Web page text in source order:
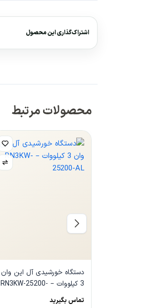
اشتراک‌گذاری این محصول
محصولات مرتبط
دستگاه خورشیدی آل این وان
3 کیلووات – RN3KW-25200-
AL
تماس بگیرید